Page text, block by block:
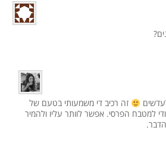
זה רכיב די משמעותי בטעם של
למטבח הפרסי. אפשר לוותר עליו ולהמיר